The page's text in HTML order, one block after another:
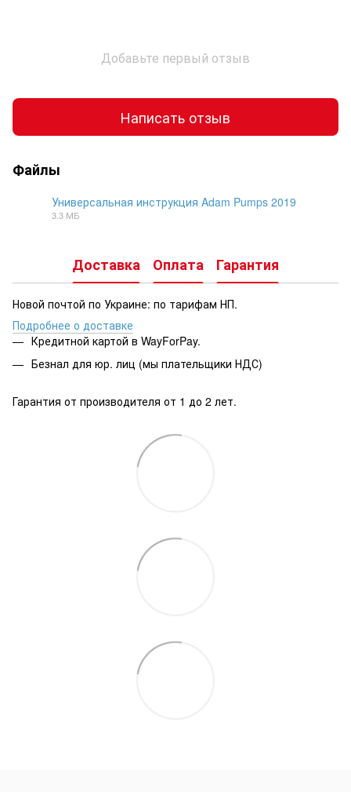
Добавьте первый отзыв
Написать отзыв
Файлы
Универсальная инструкция Adam Pumps 2019
3.3 МБ
Доставка Оплата Гарантия
Новой почтой по Украине: по тарифам НП.
Подробнее о доставке
Кредитной картой в WayForPay.
Безнал для юр. лиц (мы плательщики НДС)
Гарантия от производителя от 1 до 2 лет.